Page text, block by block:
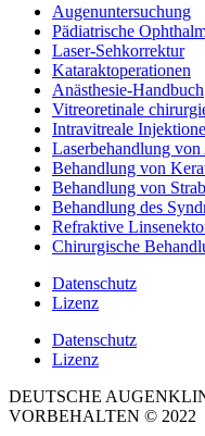
Augenuntersuchung
Pädiatrische
Laser-Sehkorrektur
Kataraktoperationen
Anästhesie-Handbuch
Vitreoretinale
Intravitreale
Laserbehandlung
Behandlung von
Behandlung von
Behandlung des
Refraktive
Chirurgische
Datenschutz
Lizenz
Datenschutz
Lizenz
DEUTSCHE
VORBEHALTEN © 2022